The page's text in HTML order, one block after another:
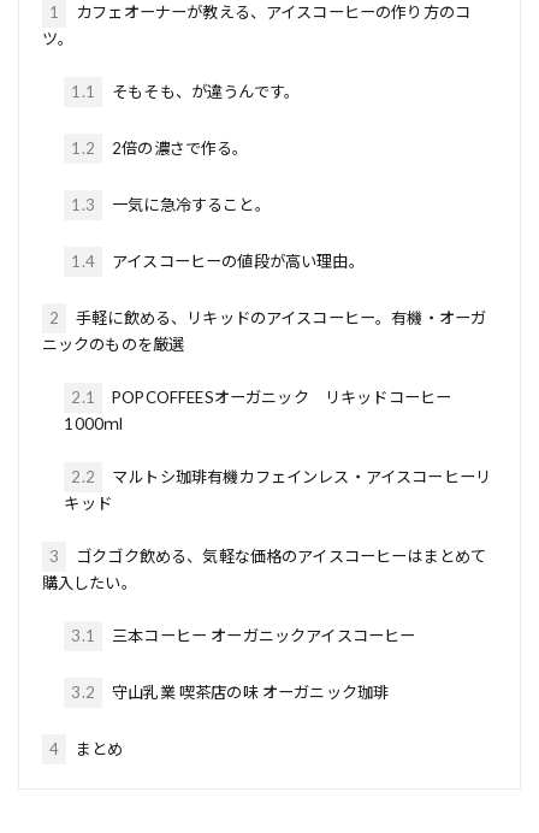
1
カフェオーナーが教える、アイスコーヒーの作り方のコ
ツ。
1.1 そもそも、が違うんです。
1.2 2倍の濃さで作る。
1.3 一気に急冷すること。
1.4 アイスコーヒーの値段が高い理由。
2
手軽に飲める、リキッドのアイスコーヒー。有機・オーガ
ニックのものを厳選
2.1
POPCOFFEESオーガニック リキッドコーヒー
1000ｍl
2.2
マルトシ珈琲有機カフェインレス・アイスコーヒーリ
キッド
3
ゴクゴク飲める、気軽な価格のアイスコーヒーはまとめて
購入したい。
3.1 三本コーヒー オーガニックアイスコーヒー
3.2 守山乳業 喫茶店の味 オーガニック珈琲
4 まとめ